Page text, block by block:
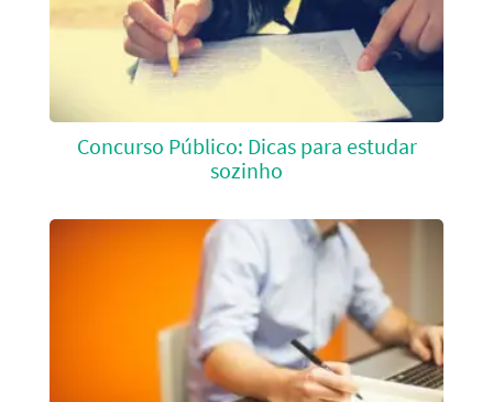
Concurso Público: Dicas para estudar
sozinho